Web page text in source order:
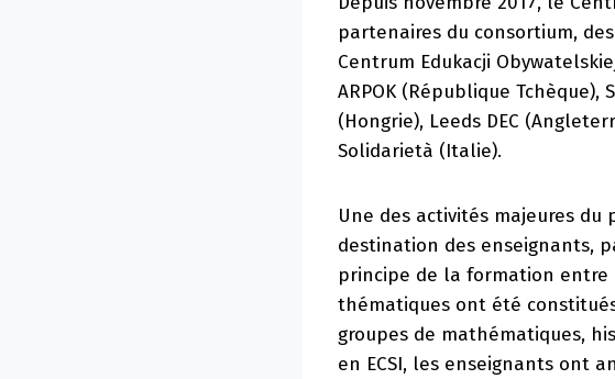
partenaires du consortium,
Centrum Edukacji
ARPOK (République Tchèque),
(Hongrie), Leeds DEC
Solidarietà (Italie).
Une des activités majeures du
destination des enseignants,
principe de la formation entre
thématiques ont été
groupes de mathématiques,
en ECSI, les enseignants ont